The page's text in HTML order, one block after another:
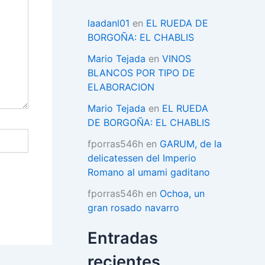
s
laadanl01 en EL RUEDA DE
BORGOÑA: EL CHABLIS
Mario Tejada en VINOS
BLANCOS POR TIPO DE
ELABORACION
Mario Tejada en EL RUEDA
DE BORGOÑA: EL CHABLIS
fporras546h en GARUM, de la
delicatessen del Imperio
Romano al umami gaditano
fporras546h en Ochoa, un
gran rosado navarro
Entradas